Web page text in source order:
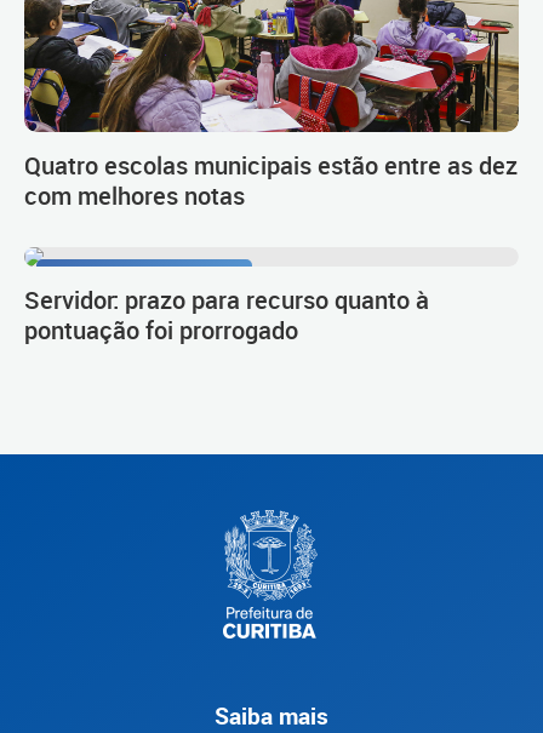
Quatro escolas municipais estão entre as dez
com melhores notas
Servidor: prazo para recurso quanto à
pontuação foi prorrogado
Saiba mais